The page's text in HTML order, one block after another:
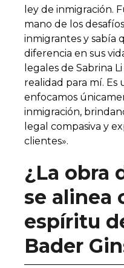
ley de inmigración.
mano de los
inmigrantes y sabía
diferencia en sus
legales de Sabrina
realidad para mí.
enfocamos
inmigración,
legal compasiva y
clientes».
¿La obra
se alinea
espíritu
Bader